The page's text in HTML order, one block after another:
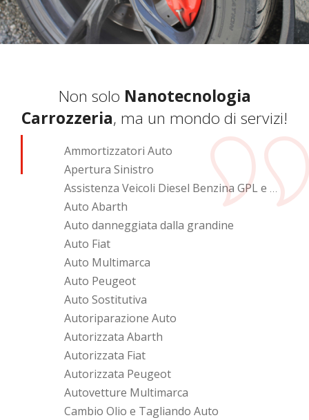
Non solo Nanotecnologia
Carrozzeria, ma un mondo di servizi!
Ammortizzatori Auto
Apertura Sinistro
Assistenza Veicoli Diesel Benzina GPL e Metano
Auto Abarth
Auto danneggiata dalla grandine
Auto Fiat
Auto Multimarca
Auto Peugeot
Auto Sostitutiva
Autoriparazione Auto
Autorizzata Abarth
Autorizzata Fiat
Autorizzata Peugeot
Autovetture Multimarca
Cambio Olio e Tagliando Auto